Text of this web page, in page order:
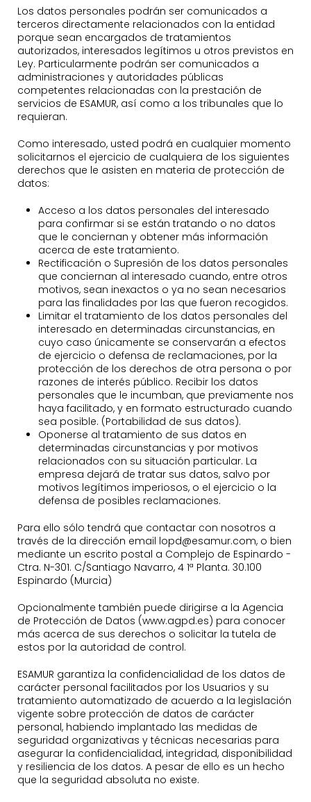
Los datos personales podrán ser comunicados a
terceros directamente relacionados con la entidad
porque sean encargados de tratamientos
autorizados, interesados legítimos u otros previstos en
Ley. Particularmente podrán ser comunicados a
administraciones y autoridades públicas
competentes relacionadas con la prestación de
servicios de ESAMUR, así como a los tribunales que lo
requieran.
Como interesado, usted podrá en cualquier momento
solicitarnos el ejercicio de cualquiera de los siguientes
derechos que le asisten en materia de protección de
datos:
Acceso a los datos personales del interesado
para confirmar si se están tratando o no datos
que le conciernan y obtener más información
acerca de este tratamiento.
Rectificación o Supresión de los datos personales
que conciernan al interesado cuando, entre otros
motivos, sean inexactos o ya no sean necesarios
para las finalidades por las que fueron recogidos.
Limitar el tratamiento de los datos personales del
interesado en determinadas circunstancias, en
cuyo caso únicamente se conservarán a efectos
de ejercicio o defensa de reclamaciones, por la
protección de los derechos de otra persona o por
razones de interés público. Recibir los datos
personales que le incumban, que previamente nos
haya facilitado, y en formato estructurado cuando
sea posible. (Portabilidad de sus datos).
Oponerse al tratamiento de sus datos en
determinadas circunstancias y por motivos
relacionados con su situación particular. La
empresa dejará de tratar sus datos, salvo por
motivos legítimos imperiosos, o el ejercicio o la
defensa de posibles reclamaciones.
Para ello sólo tendrá que contactar con nosotros a
través de la dirección email lopd@esamur.com, o bien
mediante un escrito postal a Complejo de Espinardo -
Ctra. N-301. C/Santiago Navarro, 4 1ª Planta. 30.100
Espinardo (Murcia)
Opcionalmente también puede dirigirse a la Agencia
de Protección de Datos (www.agpd.es) para conocer
más acerca de sus derechos o solicitar la tutela de
estos por la autoridad de control.
ESAMUR garantiza la confidencialidad de los datos de
carácter personal facilitados por los Usuarios y su
tratamiento automatizado de acuerdo a la legislación
vigente sobre protección de datos de carácter
personal, habiendo implantado las medidas de
seguridad organizativas y técnicas necesarias para
asegurar la confidencialidad, integridad, disponibilidad
y resiliencia de los datos. A pesar de ello es un hecho
que la seguridad absoluta no existe.